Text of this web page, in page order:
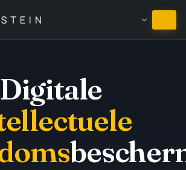
Blijven in Nederlands
Digitale